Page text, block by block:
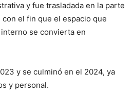
y fue trasladada en la parte
el fin que el espacio que
se convierta en
y se culminó en el 2024, ya
y personal.